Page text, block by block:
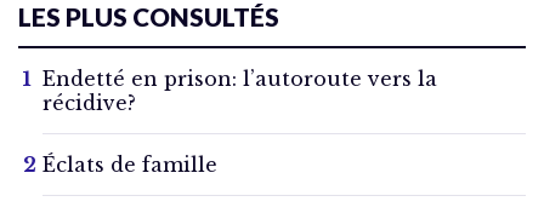
LES PLUS CONSULTÉS
Endetté en prison: l’autoroute vers la
récidive?
Éclats de famille